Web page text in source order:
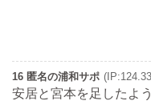
16 匿名の浦和サポ
安居と宮本を足したよ